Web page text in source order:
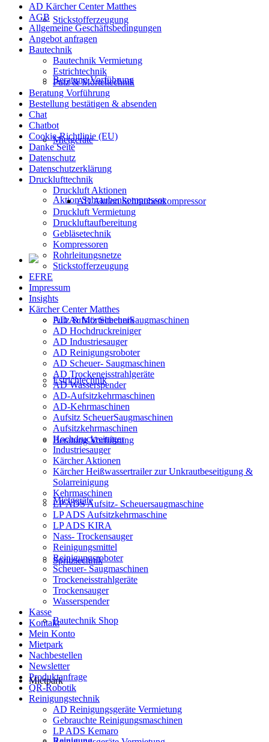
Stickstofferzeugung
Beratung Vorführung
Mietgeräte
Aktion Schraubenkompressor
Putz & Mörteltechnik
Estrichtechnik
Beratung Vorführung
Mietgeräte
Spritztechnik
Bautechnik Shop
Mietpark
AD Kärcher Center Matthes
AGB
Allgemeine Geschäftsbedingungen
Angebot anfragen
Bautechnik
Bautechnik Vermietung
Estrichtechnik
Putz & Mörteltechnik
Beratung Vorführung
Bestellung bestätigen & absenden
Chat
Chatbot
Cookie-Richtlinie (EU)
Danke Seite
Datenschutz
Datenschutzerklärung
Drucklufttechnik
Druckluft Aktionen
AD Aktion Schraubenkompressor
Druckluft Vermietung
Druckluftaufbereitung
Gebläsetechnik
Kompressoren
Rohrleitungsnetze
Stickstofferzeugung
EFRE
Impressum
Insights
Kärcher Center Matthes
AD Aufsitz ScheuerSaugmaschinen
AD Hochdruckreiniger
AD Industriesauger
AD Reinigungsroboter
AD Scheuer- Saugmaschinen
AD Trockeneisstrahlgeräte
AD Wasserspender
AD-Aufsitzkehrmaschinen
AD-Kehrmaschinen
Aufsitz ScheuerSaugmaschinen
Aufsitzkehrmaschinen
Hochdruckreiniger
Industriesauger
Kärcher Aktionen
Kärcher Heißwassertrailer zur Unkrautbeseitigung &
Solarreinigung
Kehrmaschinen
LP ADS Aufsitz- Scheuersaugmaschine
LP ADS Aufsitzkehrmaschine
LP ADS KIRA
Nass- Trockensauger
Reinigungsmittel
Reinigungsroboter
Scheuer- Saugmaschinen
Trockeneisstrahlgeräte
Trockensauger
Wasserspender
Kasse
Kontakt
Mein Konto
Mietpark
Nachbestellen
Newsletter
Produktanfrage
QR-Robotik
Reinigungstechnik
AD Reinigungsgeräte Vermietung
Gebrauchte Reinigungsmaschinen
LP ADS Kemaro